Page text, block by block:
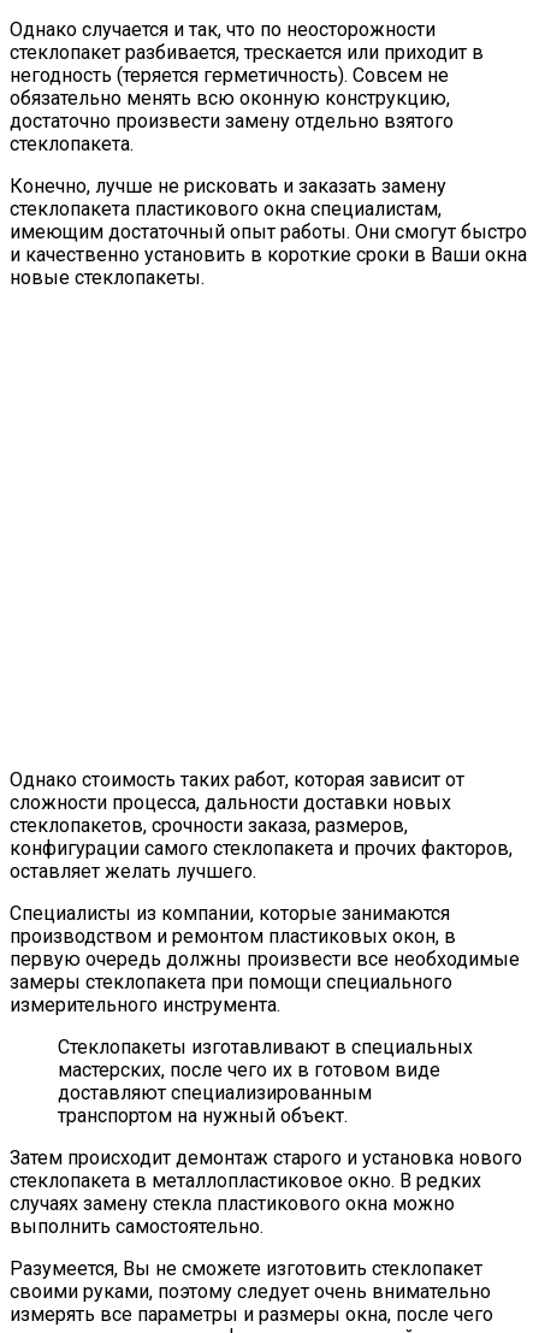
Однако случается и так, что по неосторожности
стеклопакет разбивается, трескается или приходит в
негодность (теряется герметичность). Совсем не
обязательно менять всю оконную конструкцию,
достаточно произвести замену отдельно взятого
стеклопакета.
Конечно, лучше не рисковать и заказать замену
стеклопакета пластикового окна специалистам,
имеющим достаточный опыт работы. Они смогут быстро
и качественно установить в короткие сроки в Ваши окна
новые стеклопакеты.
Однако стоимость таких работ, которая зависит от
сложности процесса, дальности доставки новых
стеклопакетов, срочности заказа, размеров,
конфигурации самого стеклопакета и прочих факторов,
оставляет желать лучшего.
Специалисты из компании, которые занимаются
производством и ремонтом пластиковых окон, в
первую очередь должны произвести все необходимые
замеры стеклопакета при помощи специального
измерительного инструмента.
Стеклопакеты изготавливают в специальных
мастерских, после чего их в готовом виде
доставляют специализированным
транспортом на нужный объект.
Затем происходит демонтаж старого и установка нового
стеклопакета в металлопластиковое окно. В редких
случаях замену стекла пластикового окна можно
выполнить самостоятельно.
Разумеется, Вы не сможете изготовить стеклопакет
своими руками, поэтому следует очень внимательно
измерять все параметры и размеры окна, после чего